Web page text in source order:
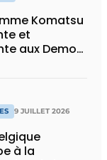
Komatsu
et
aux Demo
9 JUILLET 2026
à la